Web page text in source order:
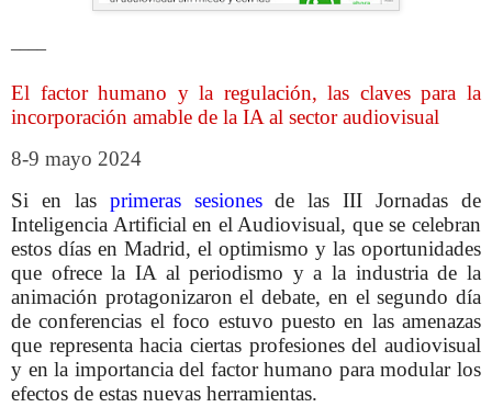
El factor humano y la regulación, las claves para la
incorporación amable de la IA al sector audiovisual
8-9 mayo 2024
Si en las primeras sesionesde las III Jornadas de
Inteligencia Artificial en el Audiovisual, que se celebran
estos días en Madrid, el optimismo y las oportunidades
que ofrece la IA al periodismo y a la industria de la
animación protagonizaron el debate, en el segundo día
de conferencias el foco estuvo puesto en las amenazas
que representa hacia ciertas profesiones del audiovisual
y en la importancia del factor humano para modular los
efectos de estas nuevas herramientas.